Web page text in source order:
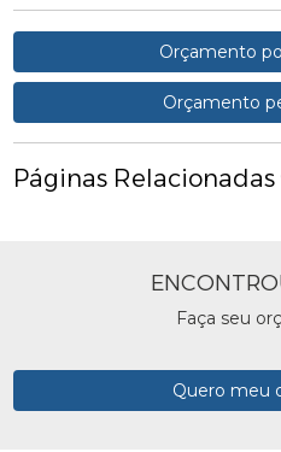
Orçamento
Orçamento
Páginas Relacionadas
Faça seu
Quero meu